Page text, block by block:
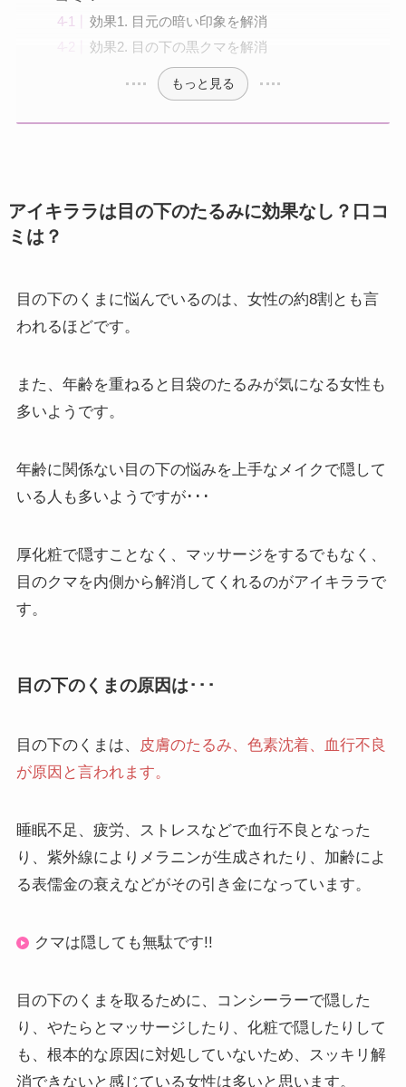
効果1. 目元の暗い印象を解消
効果2. 目の下の黒クマを解消
もっと見る
アイキララは目の下のたるみに効果なし？口コ
ミは？
目の下のくまに悩んでいるのは、女性の約8割とも言
われるほどです。
また、年齢を重ねると目袋のたるみが気になる女性も
多いようです。
年齢に関係ない目の下の悩みを上手なメイクで隠して
いる人も多いようですが･･･
厚化粧で隠すことなく、マッサージをするでもなく、
目のクマを内側から解消してくれるのがアイキララで
す。
目の下のくまの原因は･･･
目の下のくまは、 皮膚のたるみ、 色素沈着、
血行不良
が原因と言われます。
睡眠不足、疲労、ストレスなどで血行不良となった
り、紫外線によりメラニンが生成されたり、加齢によ
る表儒金の衰えなどがその引き金になっています。
クマは隠しても無駄です!!
目の下のくまを取るために、コンシーラーで隠した
り、やたらとマッサージしたり、化粧で隠したりして
も、根本的な原因に対処していないため、スッキリ解
消できないと感じている女性は多いと思います。